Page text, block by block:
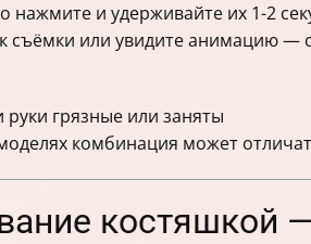
нажмите и удерживайте их 1-2
съёмки или увидите анимацию —
руки грязные или заняты
комбинация может
костяшкой